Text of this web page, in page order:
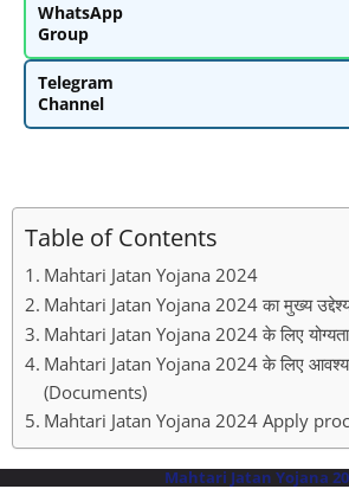
WhatsApp
Group
Telegram
Channel
Table of Contents
Mahtari Jatan Yojana 2024
Mahtari Jatan Yojana 2024 का मुख्य
Mahtari Jatan Yojana 2024 के लिए
Mahtari Jatan Yojana 2024 के लिए
(Documents)
Mahtari Jatan Yojana 2024 Apply
Mahtari Jatan Yojana